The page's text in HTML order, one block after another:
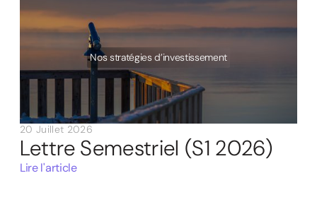
Nos stratégies d’investissement
20 Juillet 2026
Lettre Semestriel (S1 2026)
Lire l'article